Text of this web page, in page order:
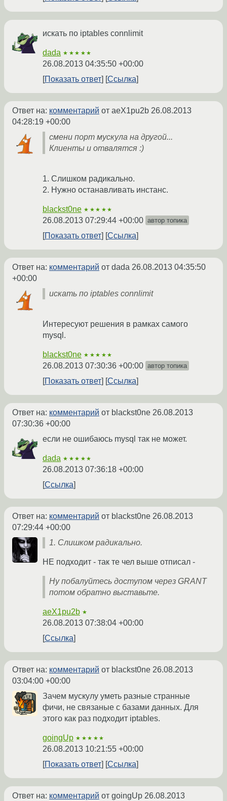
искать по iptables connlimit
dada ★★★★★
26.08.2013 04:35:50 +00:00
Показать ответ
Ссылка
Ответ на: комментарий от aeX1pu2b 26.08.2013
04:28:19 +00:00
смени порт мускула на другой...
Клиенты и отвалятся :)
1. Слишком радикально.
2. Нужно останавливать инстанс.
blackst0ne ★★★★★
26.08.2013 07:29:44 +00:00 автор топика
Показать ответ Ссылка
Ответ на: комментарий от dada 26.08.2013 04:35:50
+00:00
искать по iptables connlimit
Интересуют решения в рамках самого
mysql.
blackst0ne ★★★★★
26.08.2013 07:30:36 +00:00 автор топика
Показать ответ Ссылка
Ответ на: комментарий от blackst0ne 26.08.2013
07:30:36 +00:00
если не ошибаюсь mysql так не может.
dada ★★★★★
26.08.2013 07:36:18 +00:00
Ссылка
Ответ на: комментарий от blackst0ne 26.08.2013
07:29:44 +00:00
1. Слишком радикально.
НЕ подходит - так те чел выше отписал -
Ну побалуйтесь доступом через GRANT
потом обратно выставьте.
aeX1pu2b ★
26.08.2013 07:38:04 +00:00
Ссылка
Ответ на: комментарий от blackst0ne 26.08.2013
03:04:00 +00:00
Зачем мускулу уметь разные странные
фичи, не связаные с базами данных. Для
этого как раз подходит iptables.
goingUp ★★★★★
26.08.2013 10:21:55 +00:00
Показать ответ
Ссылка
Ответ на: комментарий от goingUp 26.08.2013